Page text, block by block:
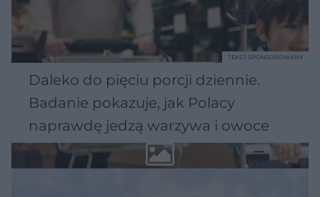
Daleko do pięciu porcji dziennie.
Badanie pokazuje, jak Polacy
naprawdę jedzą warzywa i owoce
TEKST SPONSOROWANY